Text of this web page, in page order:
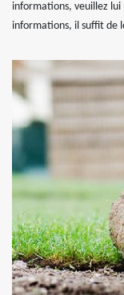
informations, veuillez lui
informations, il suffit de